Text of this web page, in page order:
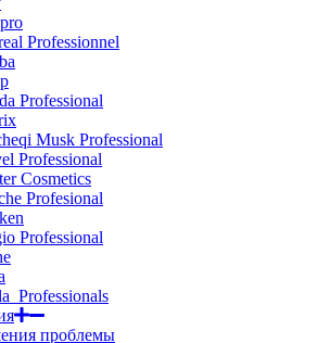
Professionnel
Professional
Musk Professional
Professional
Cosmetics
Profesional
Professional
проблемы